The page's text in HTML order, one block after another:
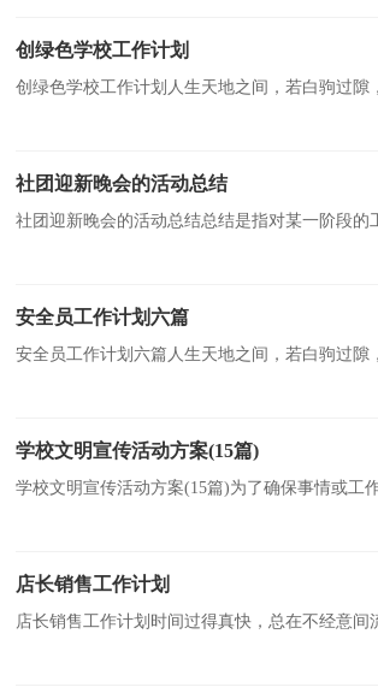
创绿色学校工作计划
创绿色学校工作计划人生天地之间，若白驹过隙
来新的工作，新的挑战，为此需要好好地写一
社团迎新晚会的活动总结
社团迎新晚会的活动总结总结是指对某一阶段的
的经验或情况加以总结和概括的书面材料，通
安全员工作计划六篇
安全员工作计划六篇人生天地之间，若白驹过隙
工作又进入新的阶段，为了在工作中有更好的
学校文明宣传活动方案(15篇)
学校文明宣传活动方案(15篇)为了确保事情或工
常会被要求事先制定方案，方案是在案前得出
店长销售工作计划
店长销售工作计划时间过得真快，总在不经意间
新的知识，学习新的技能，积累新的经验，现